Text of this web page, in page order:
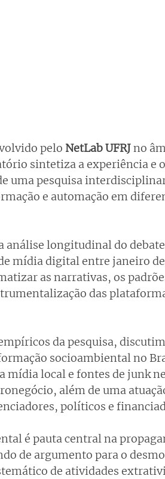
pelo NetLab UFRJ no
sintetiza a experiência e
uma pesquisa
e automação em
análise longitudinal do
mídia digital entre janeiro
as narrativas, os
das
da pesquisa,
socioambiental no
mídia local e fontes de junk
além de uma
políticos e
é pauta central na
de argumento para o
de atividades